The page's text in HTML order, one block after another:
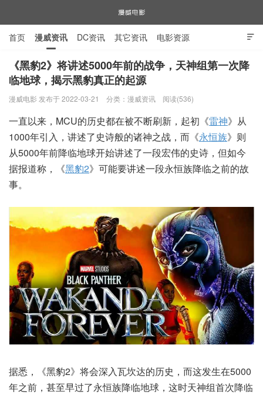
漫威电影

首页 漫威资讯 DC资讯 其它资讯 电影资源
电视剧资源 漫威图片
《黑豹2》将讲述5000年前的战争，天神组第一次降
临地球，揭示黑豹真正的起源
漫威电影 发布于 2022-03-21 分类： 漫威资讯 阅读(536)
一直以来，MCU的历史都在被不断刷新，起初《雷神》从
1000年引入，讲述了史诗般的诸神之战，而《永恒族》则
从5000年前降临地球开始讲述了一段宏伟的史诗，但如今
据报道称，《黑豹2》可能要讲述一段永恒族降临之前的故
事。
据悉，《黑豹2》将会深入瓦坎达的历史，而这发生在5000
年之前，甚至早过了永恒族降临地球，这时天神组首次降临